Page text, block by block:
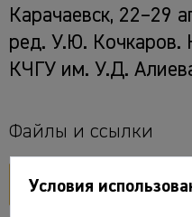
Карачаевск, 22–29
ред. У.Ю. Кочкаров.
КЧГУ им. У.Д.
Файлы и ссылки
открыть PDF
Условия